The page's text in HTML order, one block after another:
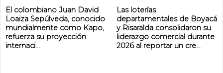
El colombiano Juan David
Loaiza Sepúlveda, conocido
mundialmente como Kapo,
refuerza su proyección
internaci...
Las loterías
departamentales de Boyacá
y Risaralda consolidaron su
liderazgo comercial durante
2026 al reportar un cre...